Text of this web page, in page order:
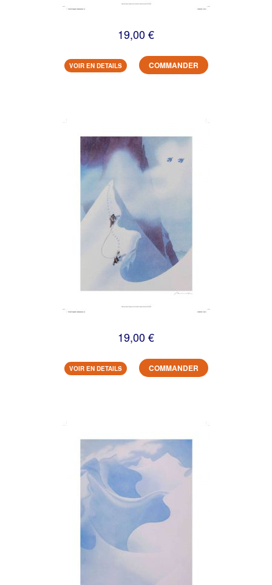
19,00 €
VOIR EN DETAILS COMMANDER
19,00 €
VOIR EN DETAILS COMMANDER